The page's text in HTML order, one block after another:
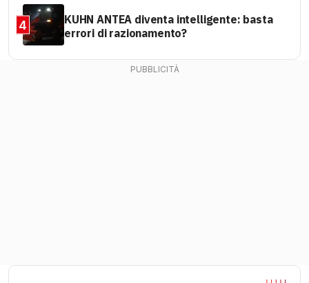
4
KUHN ANTEA diventa intelligente: basta
errori di razionamento?